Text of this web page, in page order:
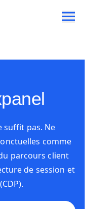
suffit pas. Ne
comme
parcours client
de session et